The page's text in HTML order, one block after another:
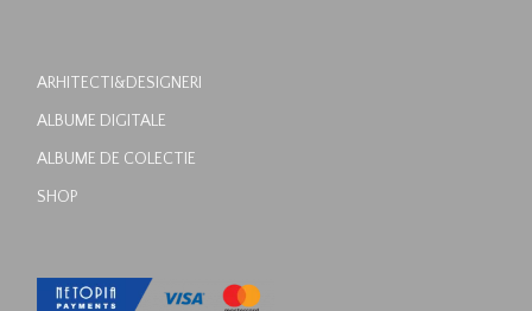
ARHITECTI&DESIGNERI
ALBUME DIGITALE
ALBUME DE COLECTIE
SHOP